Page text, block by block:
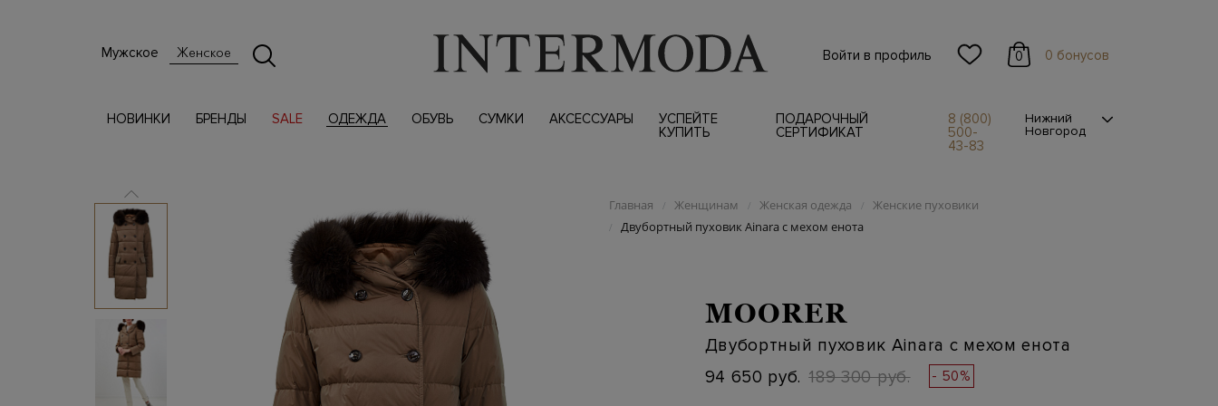
Мужское Женское Войти в профиль 0 0 бонусов
НОВИНКИ БРЕНДЫ SALE ОДЕЖДА ОБУВЬ СУМКИ АКСЕССУАРЫ
УСПЕЙТЕ
КУПИТЬ
ПОДАРОЧНЫЙ
СЕРТИФИКАТ
8 (800)
500-
43-83
Нижний
Новгород
Главная / Женщинам / Женская одежда / Женские пуховики
/ Двубортный пуховик Ainara с мехом енота
MOORER
Двубортный пуховик Ainara с мехом енота
94 650 руб. 189 300 руб. - 50%